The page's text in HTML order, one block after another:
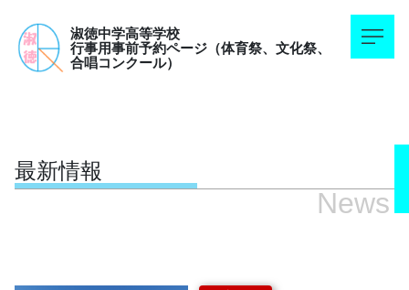
淑徳中学高等学校
行事用事前予約ページ（体育祭、文化祭、
合唱コンクール）
最新情報
News